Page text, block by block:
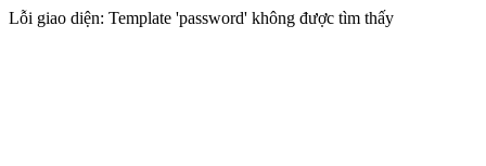
Lỗi giao diện: Template 'password' không được tìm thấy